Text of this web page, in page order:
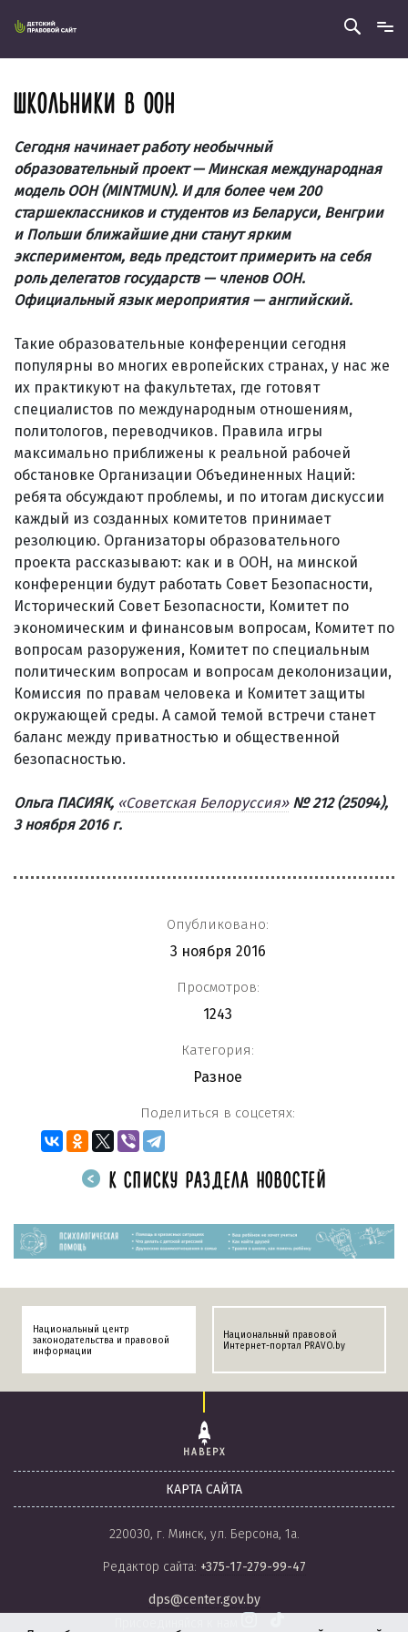
ШКОЛЬНИКИ В ООН
Сегодня начинает работу необычный
образовательный проект — Минская международная
модель ООН (MINTMUN). И для более чем 200
старшеклассников и студентов из Беларуси, Венгрии
и Польши ближайшие дни станут ярким
экспериментом, ведь предстоит примерить на себя
роль делегатов государств — членов ООН.
Официальный язык мероприятия — английский.
Такие образовательные конференции сегодня
популярны во многих европейских странах, у нас же
их практикуют на факультетах, где готовят
специалистов по международным отношениям,
политологов, переводчиков. Правила игры
максимально приближены к реальной рабочей
обстановке Организации Объединенных Наций:
ребята обсуждают проблемы, и по итогам дискуссии
каждый из созданных комитетов принимает
резолюцию. Организаторы образовательного
проекта рассказывают: как и в ООН, на минской
конференции будут работать Совет Безопасности,
Исторический Совет Безопасности, Комитет по
экономическим и финансовым вопросам, Комитет по
вопросам разоружения, Комитет по специальным
политическим вопросам и вопросам деколонизации,
Комиссия по правам человека и Комитет защиты
окружающей среды. А самой темой встречи станет
баланс между приватностью и общественной
безопасностью.
Ольга ПАСИЯК, «Советская Белоруссия»№ 212 (25094),
3 ноября 2016 г.
Опубликовано:
3 ноября 2016
Просмотров:
1243
Категория:
Разное
Поделиться в соцсетях:
К СПИСКУ РАЗДЕЛА НОВОСТЕЙ
Национальный центр
законодательства и правовой
информации
Национальный правовой
Интернет-портал PRAVO.by
НАВЕРХ
КАРТА САЙТА
220030, г. Минск, ул. Берсона, 1а.
Редактор сайта: +375-17-279-99-47
dps@center.gov.by